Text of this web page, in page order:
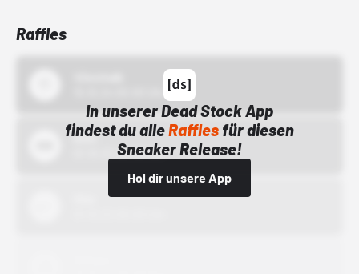
Raffles
In unserer Dead Stock App
findest du alleRafflesfür diesen
Sneaker Release!
Hol dir unsere App
Bstn
01.10.22 00:00 Uhr